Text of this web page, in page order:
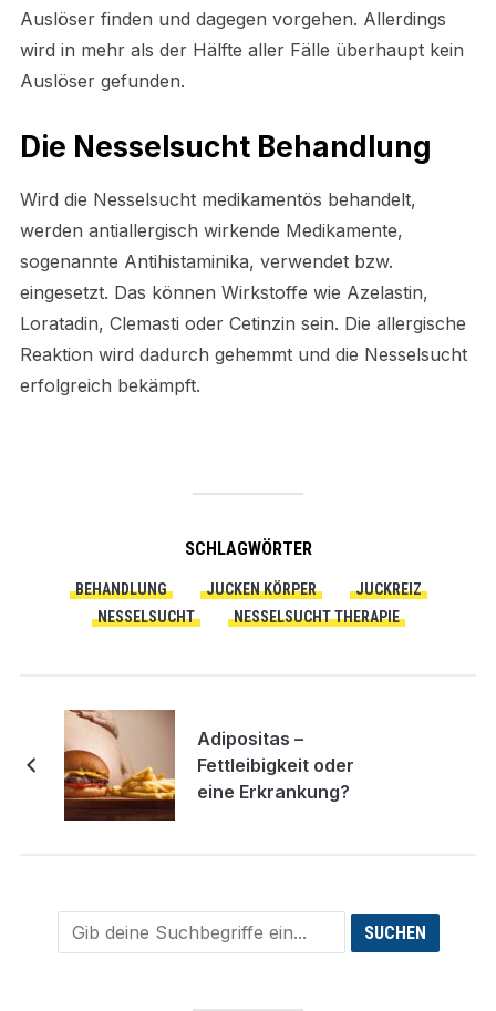
Auslöser finden und dagegen vorgehen. Allerdings
wird in mehr als der Hälfte aller Fälle überhaupt kein
Auslöser gefunden.
Die Nesselsucht Behandlung
Wird die Nesselsucht medikamentös behandelt,
werden antiallergisch wirkende Medikamente,
sogenannte Antihistaminika, verwendet bzw.
eingesetzt. Das können Wirkstoffe wie Azelastin,
Loratadin, Clemasti oder Cetinzin sein. Die allergische
Reaktion wird dadurch gehemmt und die Nesselsucht
erfolgreich bekämpft.
SCHLAGWÖRTER
BEHANDLUNG JUCKEN KÖRPER
JUCKREIZ
NESSELSUCHT
NESSELSUCHT THERAPIE
Adipositas –
Fettleibigkeit oder
eine Erkrankung?